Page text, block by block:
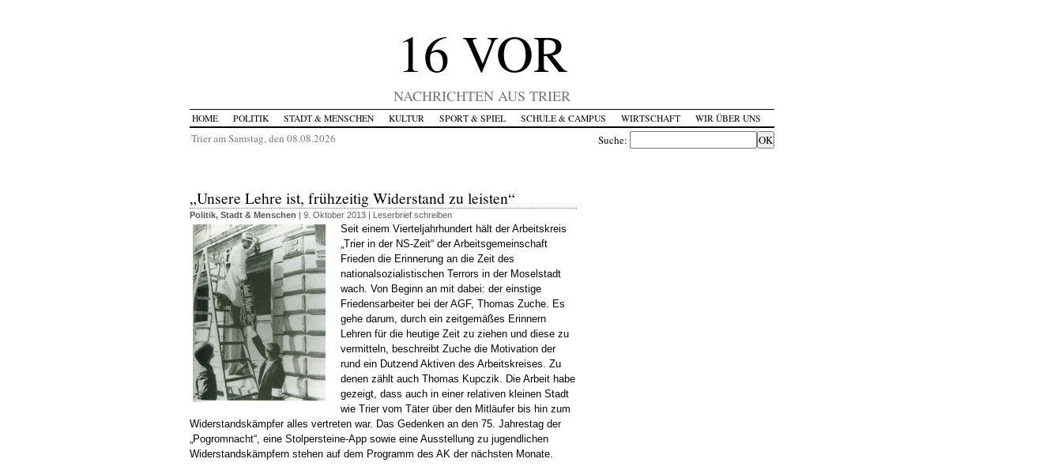
16 VOR
NACHRICHTEN AUS TRIER
HOME POLITIK STADT & MENSCHEN KULTUR SPORT & SPIEL SCHULE & CAMPUS WIRTSCHAFT WIR ÜBER UNS
Trier am Samstag, den 08.08.2026 Suche:
„Unsere Lehre ist, frühzeitig Widerstand zu leisten“
Politik, Stadt & Menschen | 9. Oktober 2013 | Leserbrief schreiben
Seit einem Vierteljahrhundert hält der Arbeitskreis
„Trier in der NS-Zeit“ der Arbeitsgemeinschaft
Frieden die Erinnerung an die Zeit des
nationalsozialistischen Terrors in der Moselstadt
wach. Von Beginn an mit dabei: der einstige
Friedensarbeiter bei der AGF, Thomas Zuche. Es
gehe darum, durch ein zeitgemäßes Erinnern
Lehren für die heutige Zeit zu ziehen und diese zu
vermitteln, beschreibt Zuche die Motivation der
rund ein Dutzend Aktiven des Arbeitskreises. Zu
denen zählt auch Thomas Kupczik. Die Arbeit habe
gezeigt, dass auch in einer relativen kleinen Stadt
wie Trier vom Täter über den Mitläufer bis hin zum
Widerstandskämpfer alles vertreten war. Das Gedenken an den 75. Jahrestag der
„Pogromnacht“, eine Stolpersteine-App sowie eine Ausstellung zu jugendlichen
Widerstandskämpfern stehen auf dem Programm des AK der nächsten Monate.